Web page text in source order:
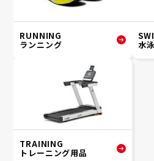
RUNNING
ランニング 水泳
TRAINING
トレーニング用品